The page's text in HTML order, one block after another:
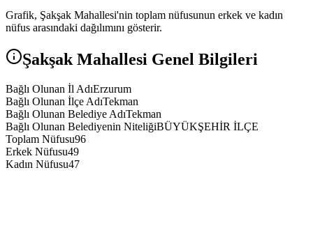
Grafik, Şakşak Mahallesi'nin toplam nüfusunun erkek ve kadın
nüfus arasındaki dağılımını gösterir.
Şakşak Mahallesi Genel Bilgileri
Bağlı Olunan İl AdıErzurum
Bağlı Olunan İlçe AdıTekman
Bağlı Olunan Belediye AdıTekman
Bağlı Olunan Belediyenin NiteliğiBÜYÜKŞEHİR İLÇE
Toplam Nüfusu96
Erkek Nüfusu49
Kadın Nüfusu47